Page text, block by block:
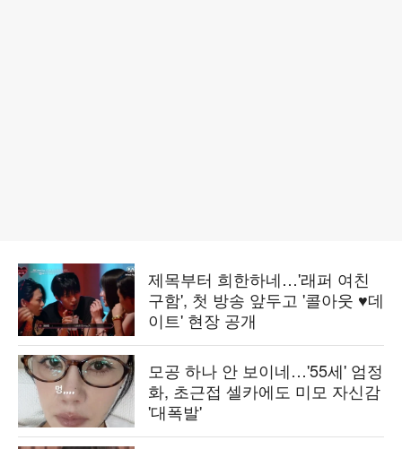
제목부터 희한하네…'래퍼 여친
구함', 첫 방송 앞두고 '콜아웃 ♥데
이트' 현장 공개
모공 하나 안 보이네…'55세' 엄정
화, 초근접 셀카에도 미모 자신감
'대폭발'